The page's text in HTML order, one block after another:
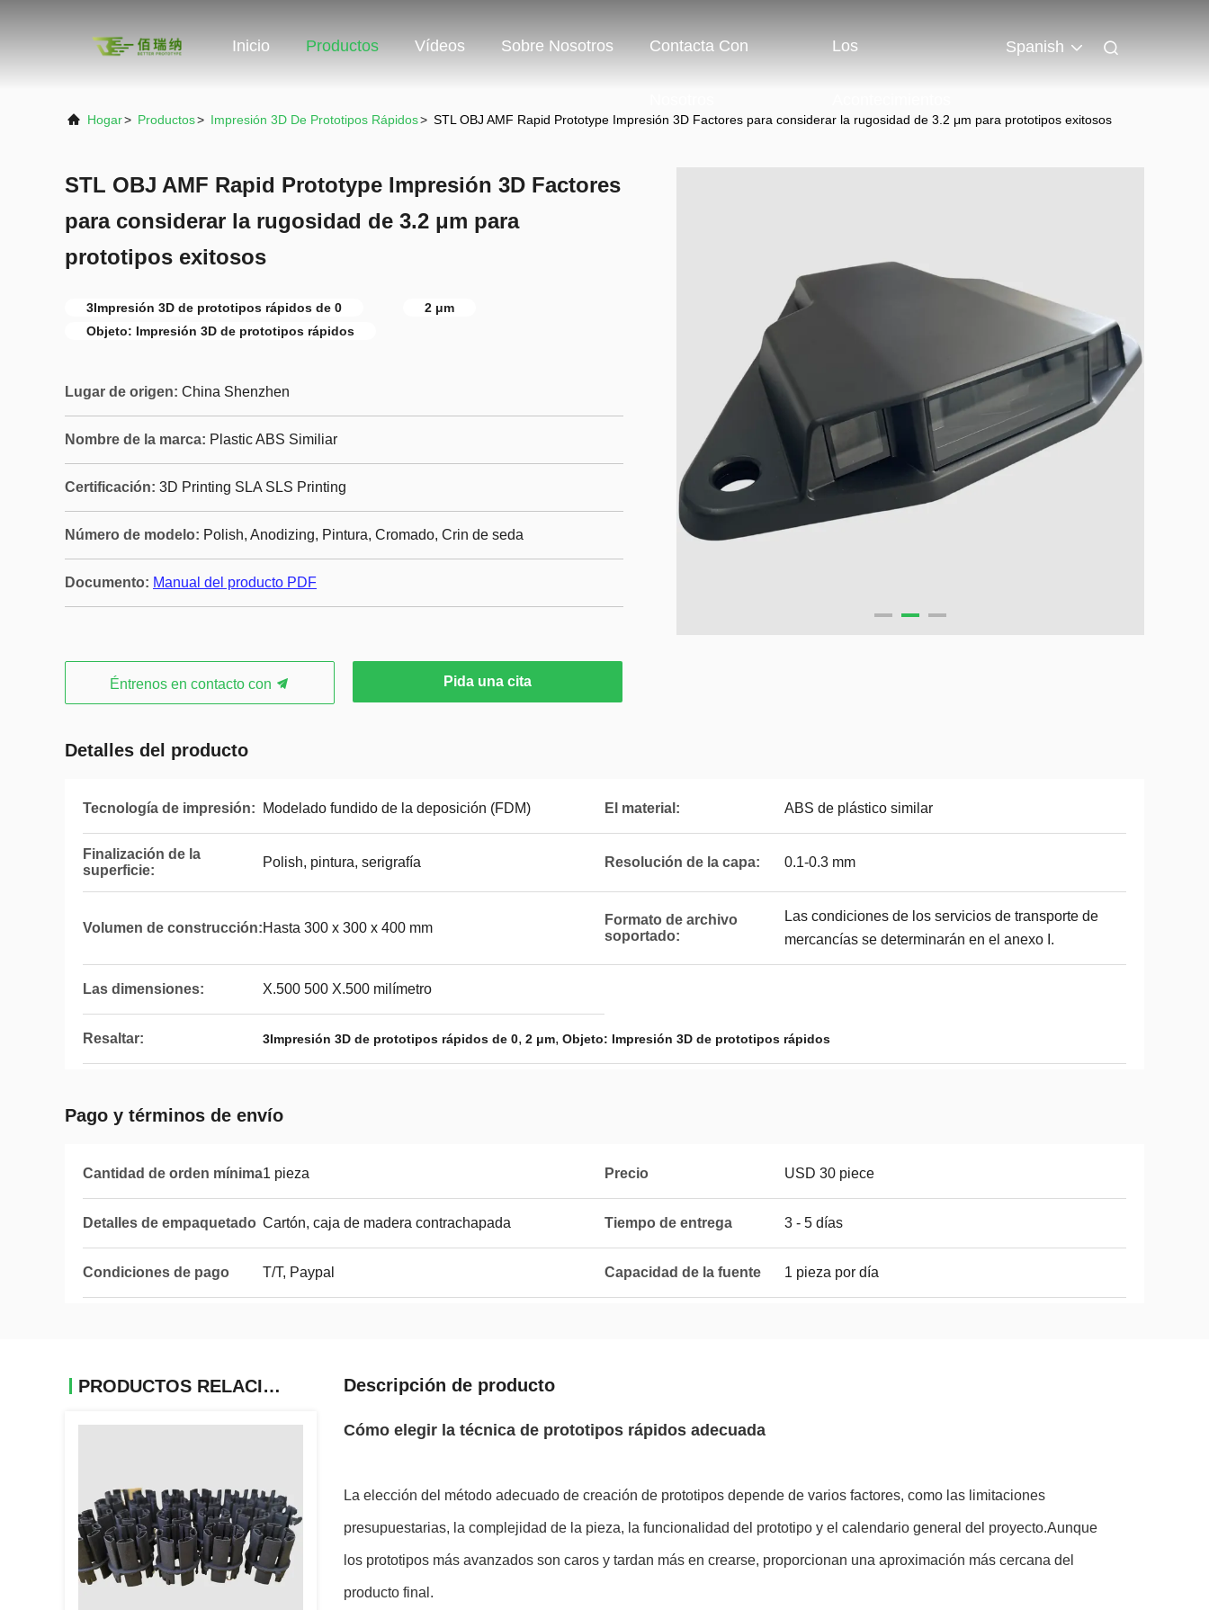
Inicio Productos Vídeos Sobre Nosotros Contacta Con Los Spanish
Hogar> Productos> Impresión 3D De Prototipos Rápidos> STL OBJ AMF Rapid Prototype Impresión 3D Factores para considerar la rugosidad de 3.2 μm para prototipos exitosos
STL OBJ AMF Rapid Prototype Impresión 3D Factores
para considerar la rugosidad de 3.2 μm para
prototipos exitosos
3Impresión 3D de prototipos rápidos de 0
2 μm
Objeto: Impresión 3D de prototipos rápidos
Lugar de origen: China Shenzhen
Nombre de la marca: Plastic ABS Similiar
Certificación: 3D Printing SLA SLS Printing
Número de modelo: Polish, Anodizing, Pintura, Cromado, Crin de seda
Documento: Manual del producto PDF
Éntrenos en contacto con Pida una cita
Detalles del producto
Tecnología de impresión: Modelado fundido de la deposición (FDM) El material: ABS de plástico similar
Finalización de la
superficie:
Polish, pintura, serigrafía Resolución de la capa: 0.1-0.3 mm
Volumen de construcción:Hasta 300 x 300 x 400 mm
Formato de archivo
soportado:
Las condiciones de los servicios de transporte de
mercancías se determinarán en el anexo I.
Las dimensiones: X.500 500 X.500 milímetro
Resaltar: 3Impresión 3D de prototipos rápidos de 0, 2 μm, Objeto: Impresión 3D de prototipos rápidos
Pago y términos de envío
Cantidad de orden mínima1 pieza Precio USD 30 piece
Detalles de empaquetado Cartón, caja de madera contrachapada Tiempo de entrega 3 - 5 días
Condiciones de pago T/T, Paypal Capacidad de la fuente 1 pieza por día
PRODUCTOS RELACIONADOS Descripción de producto
Cómo elegir la técnica de prototipos rápidos adecuada
La elección del método adecuado de creación de prototipos depende de varios factores, como las limitaciones
presupuestarias, la complejidad de la pieza, la funcionalidad del prototipo y el calendario general del proyecto.Aunque
los prototipos más avanzados son caros y tardan más en crearse, proporcionan una aproximación más cercana del
producto final.